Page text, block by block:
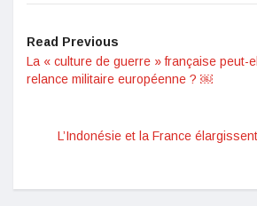
Read Previous
La « culture de guerre » française peut-
relance militaire européenne ? ￼
L’Indonésie et la France